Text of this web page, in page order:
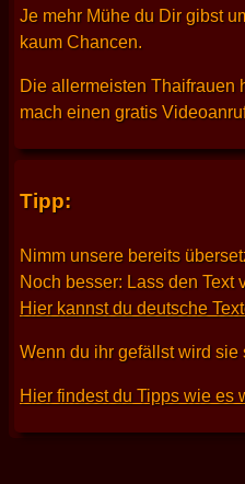
Je mehr Mühe du Dir gibst
kaum Chancen.
Die allermeisten Thaifrauen
mach einen gratis
Tipp:
Nimm unsere bereits
Noch besser: Lass den
Hier kannst du deutsche
Wenn du ihr gefällst wird
Hier findest du Tipps wie es